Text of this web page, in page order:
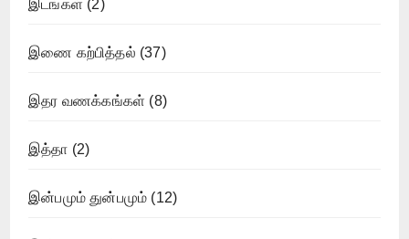
இடங்கள் (2)
இணை கற்பித்தல் (37)
இதர வணக்கங்கள் (8)
இத்தா (2)
இன்பமும் துன்பமும் (12)